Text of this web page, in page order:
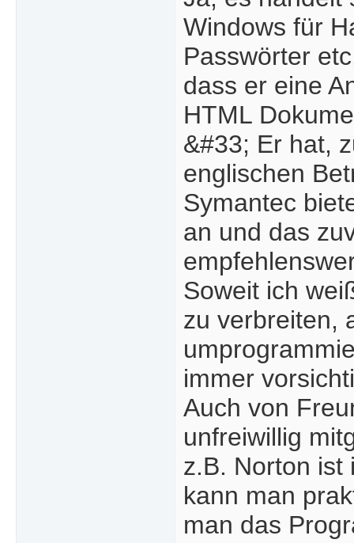
Windows für
Passwörter
dass er eine
HTML
&#33; Er hat,
englischen
Symantec
an und das
Soweit ich
zu verbreiten,
immer
Auch von
unfreiwillig
z.B. Norton ist
kann man
man das